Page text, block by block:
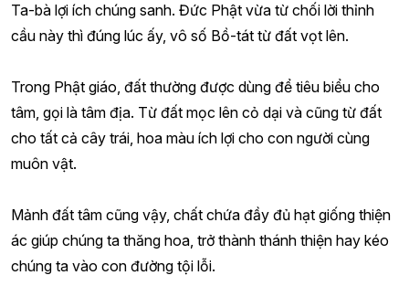
Ta-bà lợi ích chúng sanh. Đức Phật vừa từ chối lời thỉnh
cầu này thì đúng lúc ấy, vô số Bồ-tát từ đất vọt lên.
Trong Phật giáo, đất thường được dùng để tiêu biểu cho
tâm, gọi là tâm địa. Từ đất mọc lên cỏ dại và cũng từ đất
cho tất cả cây trái, hoa màu ích lợi cho con người cùng
muôn vật.
Mảnh đất tâm cũng vậy, chất chứa đầy đủ hạt giống thiện
ác giúp chúng ta thăng hoa, trở thành thánh thiện hay kéo
chúng ta vào con đường tội lỗi.